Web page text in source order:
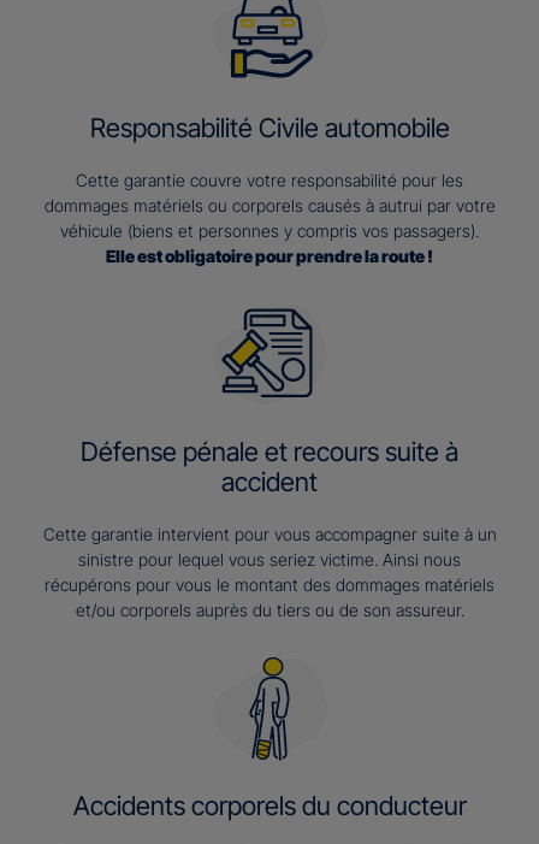
Responsabilité Civile automobile
Cette garantie couvre votre responsabilité pour les
dommages matériels ou corporels causés à autrui par votre
véhicule (biens et personnes y compris vos passagers).
Elle est obligatoire pour prendre la route !
Défense pénale et recours suite à
accident
Cette garantie intervient pour vous accompagner suite à un
sinistre pour lequel vous seriez victime. Ainsi nous
récupérons pour vous le montant des dommages matériels
et/ou corporels auprès du tiers ou de son assureur.
Accidents corporels du conducteur